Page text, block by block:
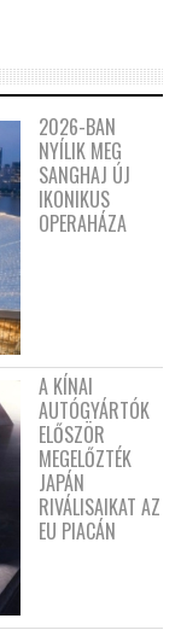
2026-BAN
NYÍLIK MEG
SANGHAJ ÚJ
IKONIKUS
OPERAHÁZA
A KÍNAI
AUTÓGYÁRTÓK
ELŐSZÖR
MEGELŐZTÉK
JAPÁN
RIVÁLISAIKAT AZ
EU PIACÁN